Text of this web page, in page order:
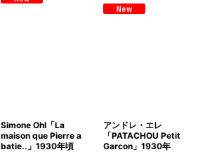
Simone Ohl「La
maison que Pierre a
batie..」1930年頃
アンドレ・エレ
「PATACHOU Petit
Garcon」1930年